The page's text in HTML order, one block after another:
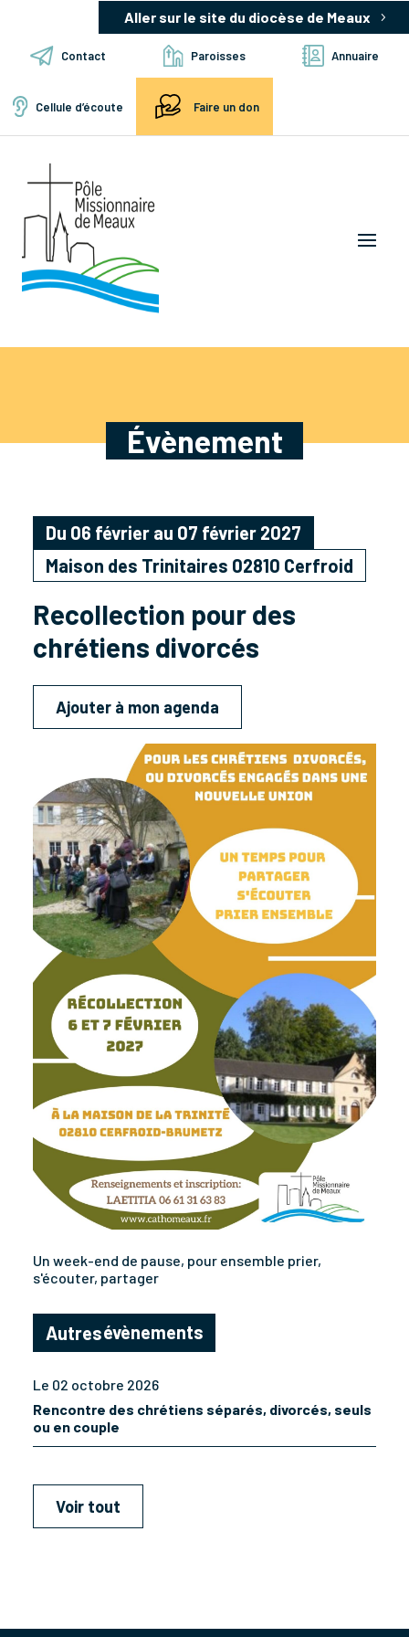
Aller sur le site du diocèse de Meaux
Contact Paroisses Annuaire
Cellule d’écoute Faire un don
Évènement
Du 06 février au 07 février 2027
Maison des Trinitaires 02810 Cerfroid
Recollection pour des
chrétiens divorcés
Ajouter à mon agenda
Un week-end de pause, pour ensemble prier,
s'écouter, partager
Autresévènements
Le 02 octobre 2026
Rencontre des chrétiens séparés, divorcés, seuls
ou en couple
Voir tout